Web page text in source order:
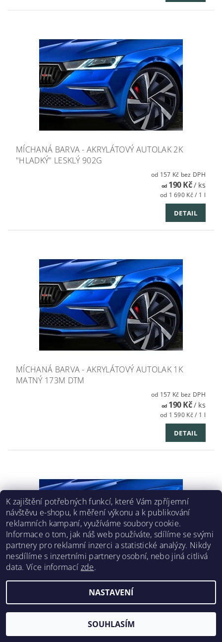
MÍCHANÁ BARVA - AKRYLÁTOVÝ AUTOLAK 2K
"HLADKÝ" LESKLÝ 902G
od 157 Kč bez DPH
od190 Kč/ ks
od 1 690 Kč / 1 l
DETAIL
MÍCHANÁ BARVA - AKRYLÁTOVÝ AUTOLAK 1K
MATNÝ 173M DTM
od 157 Kč bez DPH
od190 Kč/ ks
od 1 590 Kč / 1 l
DETAIL
MÍCHANÁ BARVA - AKRYLÁTOVÝ AUTOLAK 1K
LESKLÝ 173G DTM
od 157 Kč bez DPH
od 1 590 Kč / 1 l
K zajištění potřebných funkcí, které Vám zpříjemní
návštěvu e-shopu, k měření výkonu a k publikování
reklamních kampaní, využíváme soubory cookie.
Informace o tom, jak náš web používáte, sdílíme se svými
partnery pro reklamní inzerci a statistické analýzy. Nikdy
nesdílíme s inzertními partnery osobní, nebo jiná citlivá
data. Více informací zde.
NASTAVENÍ
SOUHLASÍM